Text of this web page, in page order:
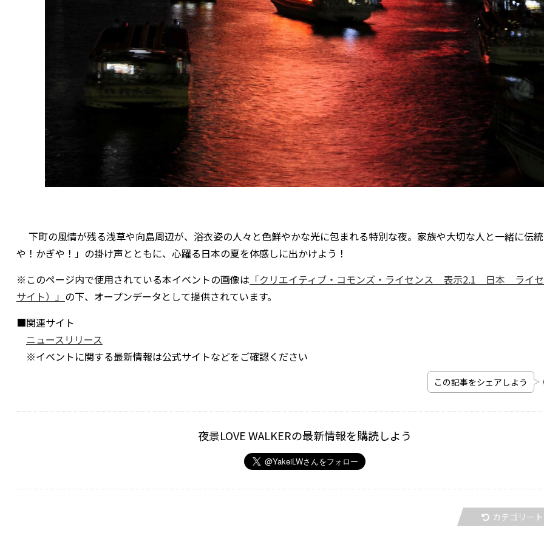
下町の風情が残る浅草や向島周辺が、浴衣姿の人々と色鮮やかな光に包まれる特別な夜。家族や大切な人と一緒に伝
や！かぎや！」の掛け声とともに、心躍る日本の夏を体感しに出かけよう！
※このページ内で使用されている本イベントの画像は 「クリエイティブ・コモンズ・ライセンス 表示2.1 日本 ライ
サイト）」 の下、オープンデータとして提供されています。
■関連サイト
ニュースリリース
※イベントに関する最新情報は公式サイトなどをご確認ください
この記事をシェアしよう
夜景LOVE WALKERの最新情報を購読しよう
カテゴリー